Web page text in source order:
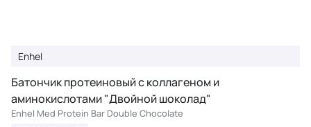
Enhel
Батончик протеиновый с коллагеном и
аминокислотами "Двойной шоколад"
Enhel Med Protein Bar Double Chocolate